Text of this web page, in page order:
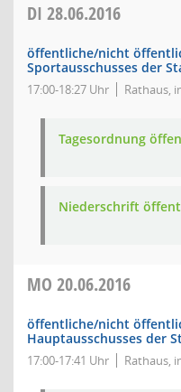
DI 28.06.2016
öffentliche/nicht
Sportausschusses der
17:00-18:27 Uhr Rathaus,
Tagesordnung
Niederschrift
MO 20.06.2016
öffentliche/nicht
Hauptausschusses der
17:00-17:41 Uhr Rathaus,